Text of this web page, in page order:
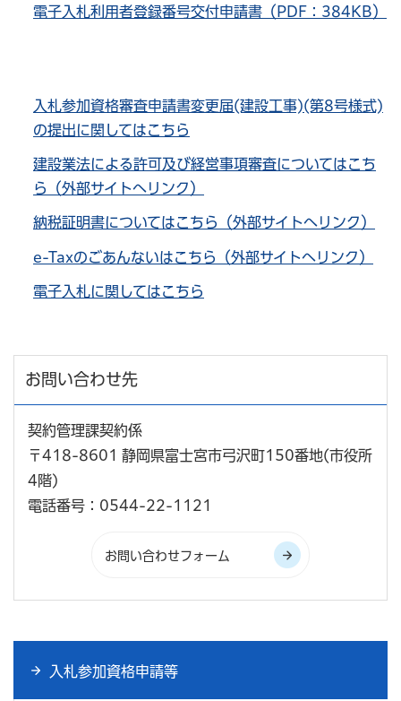
電子入札利用者登録番号交付申請書（PDF：384KB）
入札参加資格審査申請書変更届(建設工事)(第8号様式)
の提出に関してはこちら
建設業法による許可及び経営事項審査についてはこち
ら（外部サイトへリンク）
納税証明書についてはこちら（外部サイトへリンク）
e-Taxのごあんないはこちら（外部サイトへリンク）
電子入札に関してはこちら
お問い合わせ先
契約管理課契約係
〒418-8601 静岡県富士宮市弓沢町150番地(市役所
4階)
電話番号：0544-22-1121
入札参加資格申請等